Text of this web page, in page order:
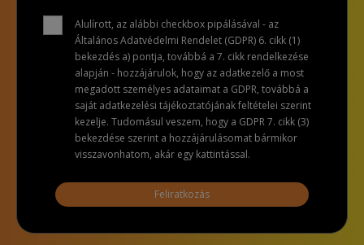
Alulírott, az alábbi checkbox pipálásával - az
Általános Adatvédelmi Rendelet (GDPR) 6. cikk (1)
bekezdés a) pontja, továbbá a 7. cikk rendelkezése
alapján - hozzájárulok, hogy az adatkezelő a most
megadott személyes adataimat a GDPR, továbbá a
saját adatkezelési tájékoztatójának feltételei szerint
kezelje. Tudomásul veszem, hogy a GDPR 7. cikk (3)
bekezdése szerint a hozzájárulásomat bármikor
visszavonhatom, akár egy kattintással.
Feliratkozás